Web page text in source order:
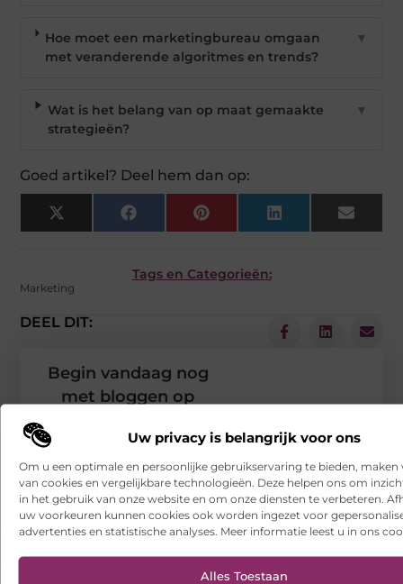
Uw privacy is belangrijk voor ons
Om u een optimale en persoonlijke gebruikservaring te bieden, maken
van cookies en vergelijkbare technologieën. Deze helpen ons om
in het gebruik van onze website en om onze diensten te verbeteren.
uw voorkeuren kunnen cookies ook worden ingezet voor
advertenties en statistische analyses. Meer informatie leest u in ons
Alles Toestaan
Hoe moet een marketingbureau omgaan
met veranderende algoritmes en trends?
▼
Wat is het belang van op maat gemaakte
strategieën?
▼
Goed artikel? Deel hem dan op:
X
(Twitter)
Facebook Pinterest LinkedIn Email
Tags en Categorieën:
Marketing
DEEL DIT:
Begin vandaag nog
met bloggen op
Registreer hier